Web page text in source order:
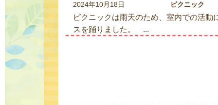
2024年10月18日 ピクニック
ピクニックは雨天のため、室内での活
スを踊りました。 ...